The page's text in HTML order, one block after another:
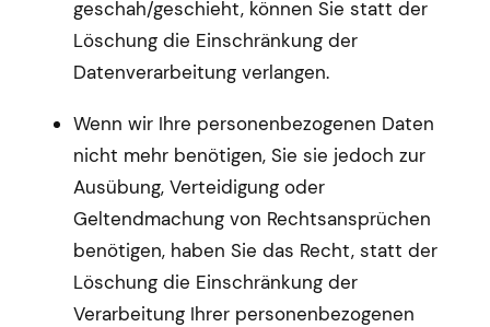
geschah/geschieht, können Sie statt der
Löschung die Einschränkung der
Datenverarbeitung verlangen.
Wenn wir Ihre personenbezogenen Daten
nicht mehr benötigen, Sie sie jedoch zur
Ausübung, Verteidigung oder
Geltendmachung von Rechtsansprüchen
benötigen, haben Sie das Recht, statt der
Löschung die Einschränkung der
Verarbeitung Ihrer personenbezogenen